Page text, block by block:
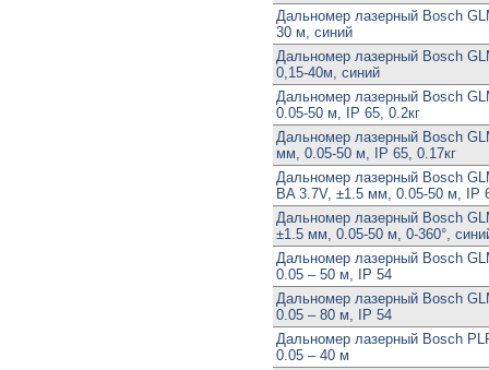
Дальномер лазерный Bosch
30 м, синий
Дальномер лазерный Bosch
0,15-40м, синий
Дальномер лазерный Bosch
0.05-50 м, IP 65, 0.2кг
Дальномер лазерный Bosch
мм, 0.05-50 м, IP 65, 0.17кг
Дальномер лазерный Bosch
BA 3.7V, ±1.5 мм, 0.05-50 м, IP
Дальномер лазерный Bosch
±1.5 мм, 0.05-50 м, 0-360°,
Дальномер лазерный Bosch
0.05 – 50 м, IP 54
Дальномер лазерный Bosch
0.05 – 80 м, IP 54
Дальномер лазерный Bosch
0.05 – 40 м